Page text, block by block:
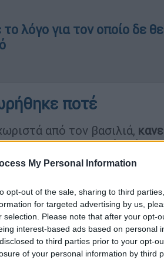
My Personal Information
opt-out of the sale, sharing to third
for targeted advertising by us,
selection. Please note that after your opt-
interest-based ads based on personal
to third parties prior to your opt-
of your personal information by third
λόγο για τον οποίο δε
ποτέ
από τον βασιλιά,
στο μεσημεριανό γεύμα
.
κανόνες
αφορά τις γυναίκες
βασιλικής οικογένειας
στους
να ακολουθεί
ενστικτωδώς.